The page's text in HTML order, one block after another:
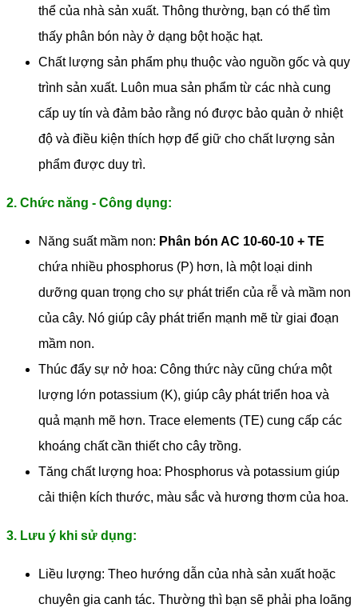
thể của nhà sản xuất. Thông thường, bạn có thể tìm
thấy phân bón này ở dạng bột hoặc hạt.
Chất lượng sản phẩm phụ thuộc vào nguồn gốc và quy
trình sản xuất. Luôn mua sản phẩm từ các nhà cung
cấp uy tín và đảm bảo rằng nó được bảo quản ở nhiệt
độ và điều kiện thích hợp để giữ cho chất lượng sản
phẩm được duy trì.
2. Chức năng - Công dụng:
Năng suất mầm non: Phân bón AC 10-60-10 + TE
chứa nhiều phosphorus (P) hơn, là một loại dinh
dưỡng quan trọng cho sự phát triển của rễ và mầm non
của cây. Nó giúp cây phát triển mạnh mẽ từ giai đoạn
mầm non.
Thúc đẩy sự nở hoa: Công thức này cũng chứa một
lượng lớn potassium (K), giúp cây phát triển hoa và
quả mạnh mẽ hơn. Trace elements (TE) cung cấp các
khoáng chất cần thiết cho cây trồng.
Tăng chất lượng hoa: Phosphorus và potassium giúp
cải thiện kích thước, màu sắc và hương thơm của hoa.
3. Lưu ý khi sử dụng:
Liều lượng: Theo hướng dẫn của nhà sản xuất hoặc
chuyên gia canh tác. Thường thì bạn sẽ phải pha loãng